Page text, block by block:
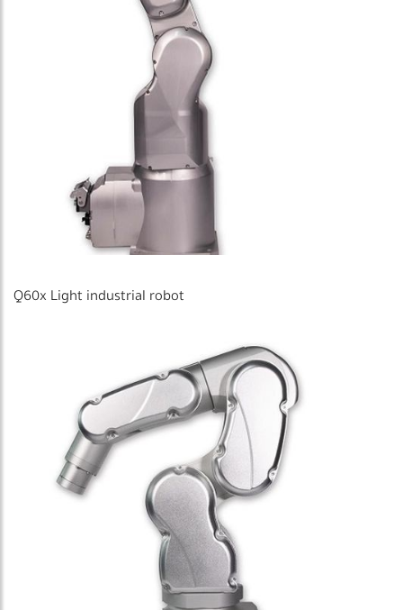
Q60x Light industrial robot